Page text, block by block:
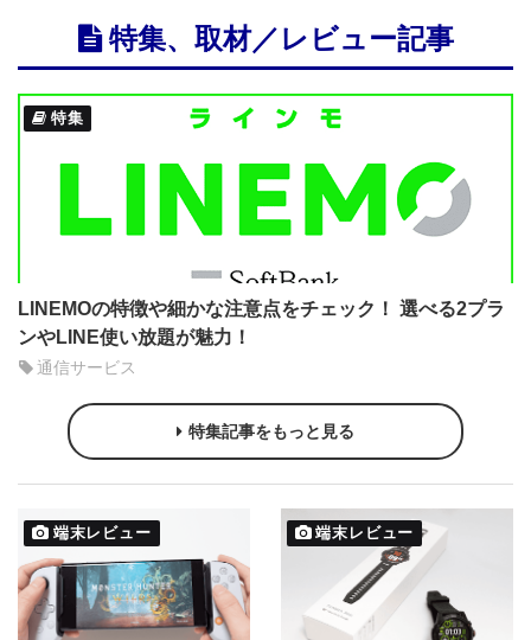
特集、取材／レビュー記事
特集
LINEMOの特徴や細かな注意点をチェック！ 選べる2プラ
ンやLINE使い放題が魅力！
通信サービス
特集記事をもっと見る
端末レビュー 端末レビュー